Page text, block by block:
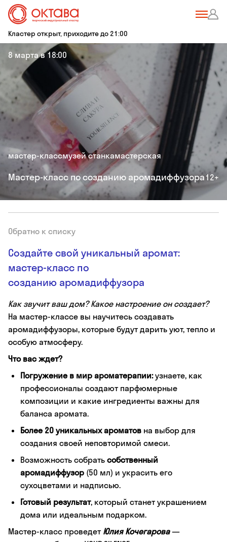
Кластер открыт, приходите до 21:00
8 марта в 18:00
мастер-классмузей станкамастерская
Мастер-класс по созданию аромадиффузора12+
Создайте свой уникальный аромат:
мастер-класс по
созданию аромадиффузора
Как звучит ваш дом? Какое настроение он создает?
На мастер-классе вы научитесь создавать
аромадиффузоры, которые будут дарить уют, тепло и
особую атмосферу.
Что вас ждет?
Погружение в мир ароматерапии:узнаете, как
профессионалы создают парфюмерные
композиции и какие ингредиенты важны для
баланса аромата.
Более 20 уникальных ароматов на выбор для
создания своей неповторимой смеси.
Возможность собрать собственный
аромадиффузор (50 мл) и украсить его
сухоцветами и надписью.
Готовый результат, который станет украшением
дома или идеальным подарком.
Мастер-класс проведет Юлия Кочегарова—
Обратно к списку